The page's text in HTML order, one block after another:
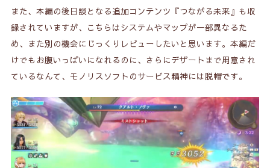
また、本編の後日談となる追加コンテンツ『つながる未来』も収
録されていますが、こちらはシステムやマップが一部異なるた
め、また別の機会にじっくりレビューしたいと思います。本編だ
けでもお腹いっぱいになれるのに、さらにデザートまで用意され
ているなんて、モノリスソフトのサービス精神には脱帽です。